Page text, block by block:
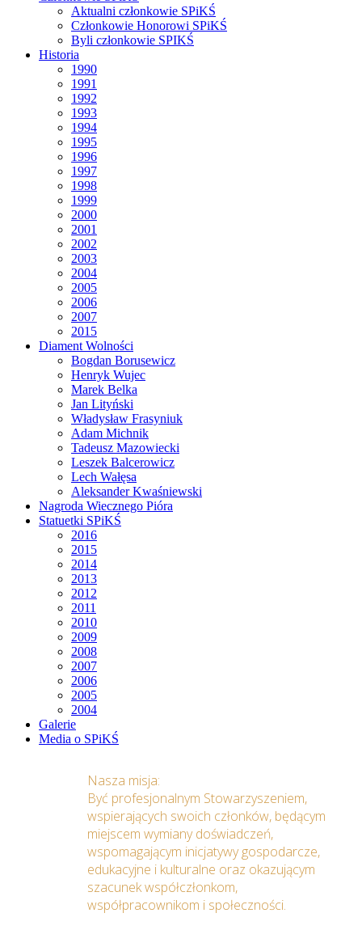
Aktualni członkowie SPiKŚ
Członkowie Honorowi SPiKŚ
Byli członkowie SPIKŚ
Historia
1990
1991
1992
1993
1994
1995
1996
1997
1998
1999
2000
2001
2002
2003
2004
2005
2006
2007
2015
Diament Wolności
Bogdan Borusewicz
Henryk Wujec
Marek Belka
Jan Lityński
Władysław Frasyniuk
Adam Michnik
Tadeusz Mazowiecki
Leszek Balcerowicz
Lech Wałęsa
Aleksander Kwaśniewski
Nagroda Wiecznego Pióra
Statuetki SPiKŚ
2016
2015
2014
2013
2012
2011
2010
2009
2008
2007
2006
2005
2004
Galerie
Media o SPiKŚ
Nasza misja:
Być profesjonalnym Stowarzyszeniem,
wspierających swoich członków, będącym
miejscem wymiany doświadczeń,
wspomagającym inicjatywy gospodarcze,
edukacyjne i kulturalne oraz okazującym
szacunek współczłonkom,
współpracownikom i społeczności.